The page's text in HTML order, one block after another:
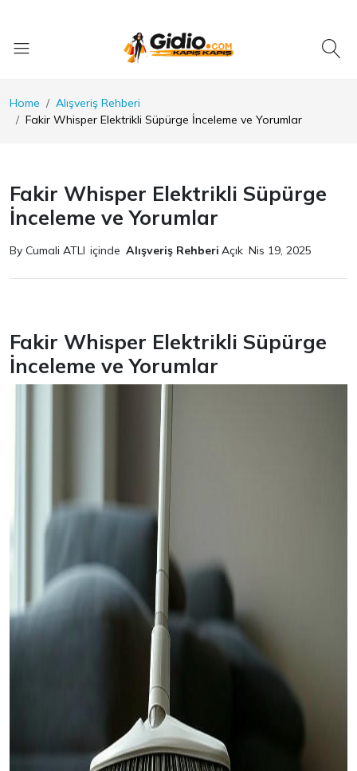
Home
Alışveriş Rehberi
Fakir Whisper Elektrikli Süpürge İnceleme ve Yorumlar
Fakir Whisper Elektrikli Süpürge
İnceleme ve Yorumlar
By Cumali ATLI içinde Alışveriş Rehberi Açık Nis 19, 2025
Fakir Whisper Elektrikli Süpürge
İnceleme ve Yorumlar